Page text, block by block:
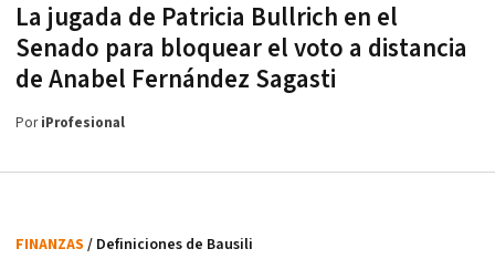
La jugada de Patricia Bullrich en el
Senado para bloquear el voto a distancia
de Anabel Fernández Sagasti
PoriProfesional
FINANZAS / Definiciones de Bausili